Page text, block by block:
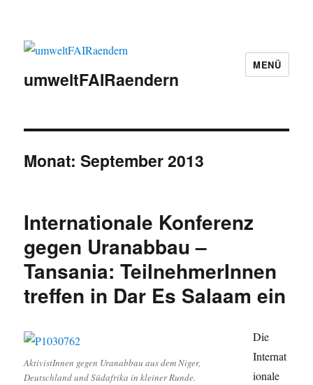
umweltFAIRaendern
MENÜ
Monat:September 2013
Internationale Konferenz
gegen Uranabbau –
Tansania: TeilnehmerInnen
treffen in Dar Es Salaam ein
AktivistInnen gegen Uranabbau aus dem Niger,
Deutschland und Südafrika in kleiner Runde.
Die
Internat
ionale